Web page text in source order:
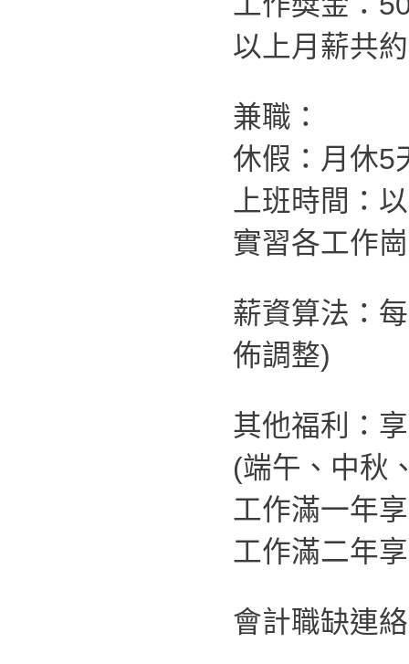
以上月薪共
兼職：
休假：月休5
上班時間：
實習各工作
薪資算法：
佈調整)
其他福利：
(端午、中秋
工作滿一年
工作滿二年
會計職缺連